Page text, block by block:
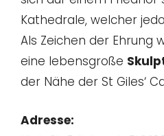
Kathedrale, welcher
Als Zeichen der Ehrung
eine lebensgroße
der Nähe der St Giles‘
Adresse: